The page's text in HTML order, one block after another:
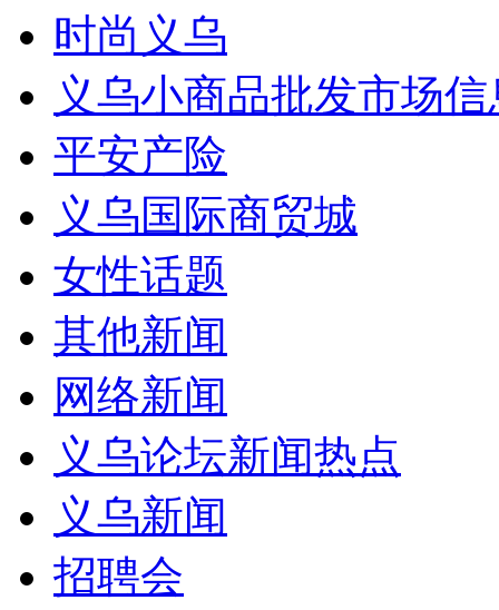
时尚义乌
义乌小商品批发市场
平安产险
义乌国际商贸城
女性话题
其他新闻
网络新闻
义乌论坛新闻热点
义乌新闻
招聘会